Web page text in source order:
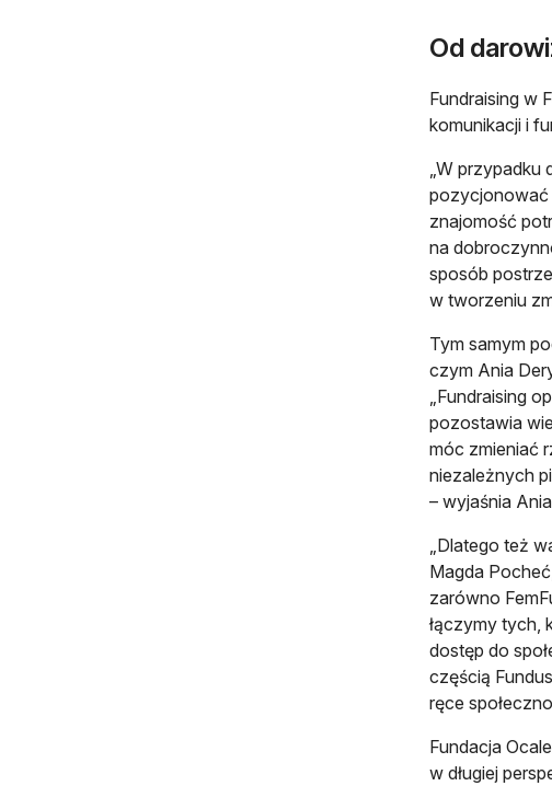
Od
Fundraising w
komunikacji i
„W
pozycjonować
znajomość
na
sposób
w tworzeniu
Tym samym
czym Ania
„Fundraising
pozostawia
móc zmieniać
niezależnych
– wyjaśnia
„Dlatego też
Magda
zarówno
łączymy tych,
dostęp do
częścią
ręce
Fundacja
w długiej